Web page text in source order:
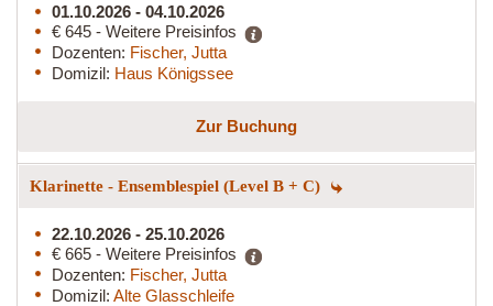
01.10.2026 - 04.10.2026
€ 645 - Weitere Preisinfos
Dozenten: Fischer, Jutta
Domizil: Haus Königssee
Zur Buchung
Klarinette - Ensemblespiel (Level B + C)
22.10.2026 - 25.10.2026
€ 665 - Weitere Preisinfos
Dozenten: Fischer, Jutta
Domizil: Alte Glasschleife